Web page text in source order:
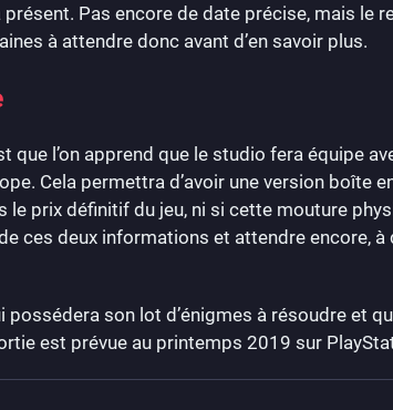
présent. Pas encore de date précise, mais le
à attendre donc avant d’en savoir plus.
que l’on apprend que le studio fera équipe
Cela permettra d’avoir une version boîte
le prix définitif du jeu, ni si cette mouture
ces deux informations et attendre encore, à
possédera son lot d’énigmes à résoudre et
est prévue au printemps 2019 sur